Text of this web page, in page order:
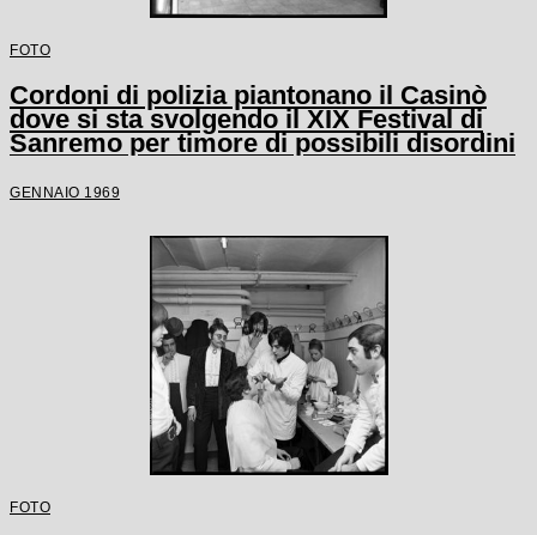
FOTO
Cordoni di polizia piantonano il Casinò
dove si sta svolgendo il XIX Festival di
Sanremo per timore di possibili disordini
GENNAIO 1969
FOTO